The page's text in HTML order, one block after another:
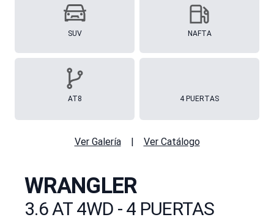
SUV NAFTA
AT8 4 PUERTAS
Ver Galería | Ver Catálogo
WRANGLER
3.6 AT 4WD - 4 PUERTAS